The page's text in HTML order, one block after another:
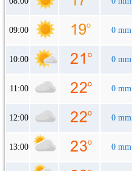
09:00 0 mm
10:00 0 mm
11:00 0 mm
12:00 0 mm
13:00 0 mm